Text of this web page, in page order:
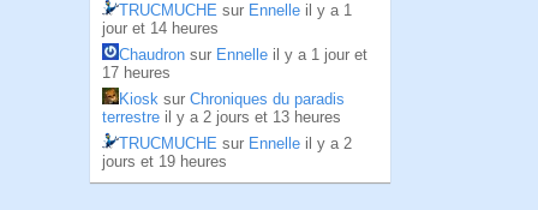
TRUCMUCHE sur Ennelle il y a 1
jour et 14 heures
Chaudron sur Ennelle il y a 1 jour et
17 heures
Kiosk sur Chroniques du paradis
terrestre il y a 2 jours et 13 heures
TRUCMUCHE sur Ennelle il y a 2
jours et 19 heures